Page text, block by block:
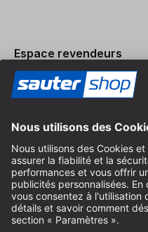
Espace revendeurs
Devenir revendeur
Mentions légales
Conditions Générales
Protection des Données
Paramètres des Cookies